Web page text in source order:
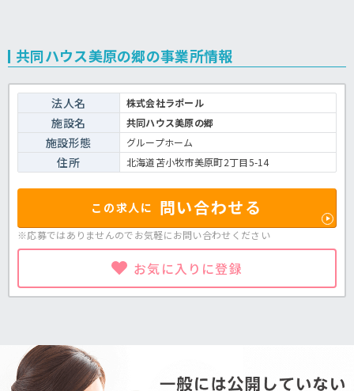
共同ハウス美原の郷の事業所情報
法人名 株式会社ラポール
施設名 共同ハウス美原の郷
施設形態 グループホーム
住所 北海道苫小牧市美原町2丁目5-14
この求人に 問い合わせる
※応募ではありませんのでお気軽にお問い合わせください
お気に入りに登録